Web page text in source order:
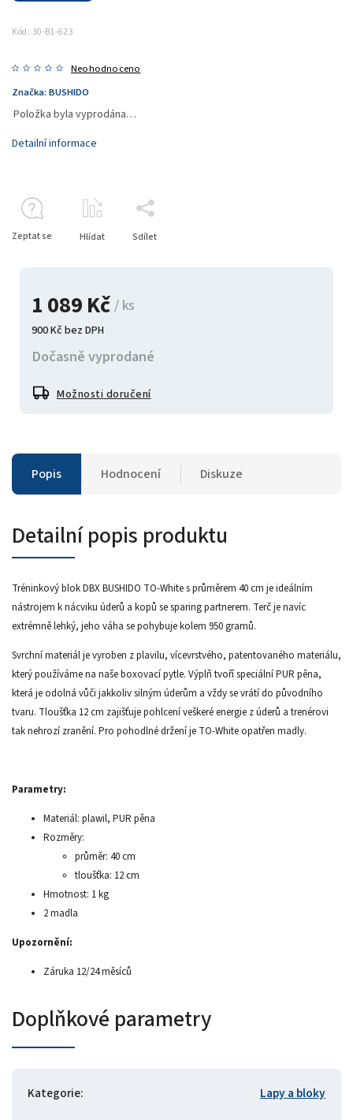
Kód: 30-B1-623
Neohodnoceno
Značka: BUSHIDO
1 089 Kč/ ks
900 Kč bez DPH
Dočasně vyprodané
Možnosti doručení
Položka byla vyprodána…
Detailní informace
Zeptat se Hlídat Sdílet
Popis Hodnocení Diskuze
Detailní popis produktu
Tréninkový blok DBX BUSHIDO TO-White s průměrem 40 cm je ideálním
nástrojem k nácviku úderů a kopů se sparing partnerem. Terč je navíc
extrémně lehký, jeho váha se pohybuje kolem 950 gramů.
Svrchní materiál je vyroben z plavilu, vícevrstvého, patentovaného materiálu,
který používáme na naše boxovací pytle. Výplň tvoří speciální PUR pěna,
která je odolná vůči jakkoliv silným úderům a vždy se vrátí do původního
tvaru. Tloušťka 12 cm zajišťuje pohlcení veškeré energie z úderů a trenérovi
tak nehrozí zranění. Pro pohodlné držení je TO-White opatřen madly.
Parametry:
Materiál: plawil, PUR pěna
Rozměry:
průměr: 40 cm
tloušťka: 12 cm
Hmotnost: 1 kg
2 madla
Upozornění:
Záruka 12/24 měsíců
Doplňkové parametry
Kategorie:
Lapy a bloky